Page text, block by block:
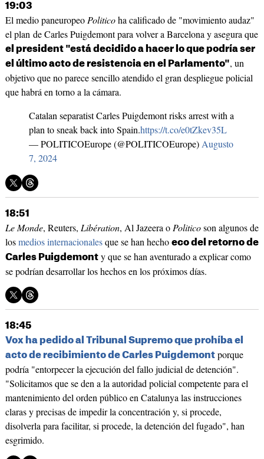
19:03
El medio paneuropeoPoliticoha calificado de "movimiento audaz"
el plan de Carles Puigdemont para volver a Barcelona y asegura que
el president "está decidido a hacer lo que podría ser
el último acto de resistencia en el Parlamento", un
objetivo que no parece sencillo atendido el gran despliegue policial
que habrá en torno a la cámara.
Catalan separatist Carles Puigdemont risks arrest with a
plan to sneak back into Spain.https://t.co/e0tZkev35L
— POLITICOEurope (@POLITICOEurope)Augusto
7, 2024
18:51
Le Monde, Reuters, Libération, Al Jazeera oPoliticoson algunos de
losmedios internacionalesque se han hecho eco del retorno de
Carles Puigdemonty que se han aventurado a explicar como
se podrían desarrollar los hechos en los próximos días.
18:45
Vox ha pedido al Tribunal Supremo que prohíba el
acto de recibimiento de Carles Puigdemontporque
podría "entorpecer la ejecución del fallo judicial de detención".
"Solicitamos que se den a la autoridad policial competente para el
mantenimiento del orden público en Catalunya las instrucciones
claras y precisas de impedir la concentración y, si procede,
disolverla para facilitar, si procede, la detención del fugado", han
esgrimido.